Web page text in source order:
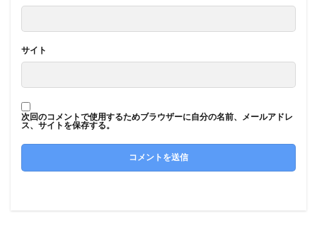
サイト
次回のコメントで使用するためブラウザーに自分の名前、メールアドレ
ス、サイトを保存する。